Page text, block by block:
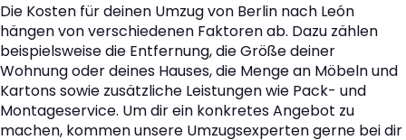
Die Kosten für deinen Umzug von Berlin nach León
hängen von verschiedenen Faktoren ab. Dazu zählen
beispielsweise die Entfernung, die Größe deiner
Wohnung oder deines Hauses, die Menge an Möbeln und
Kartons sowie zusätzliche Leistungen wie Pack- und
Montageservice. Um dir ein konkretes Angebot zu
machen, kommen unsere Umzugsexperten gerne bei dir